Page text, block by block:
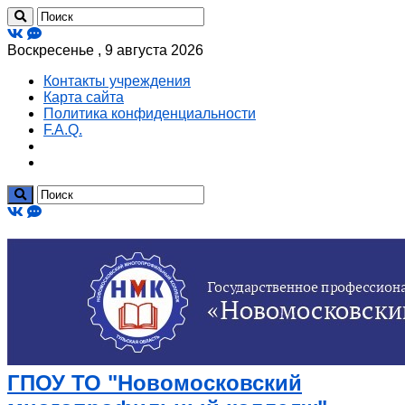
Воскресенье , 9 августа 2026
Контакты учреждения
Карта сайта
Политика конфиденциальности
F.A.Q.
ГПОУ ТО "Новомосковский